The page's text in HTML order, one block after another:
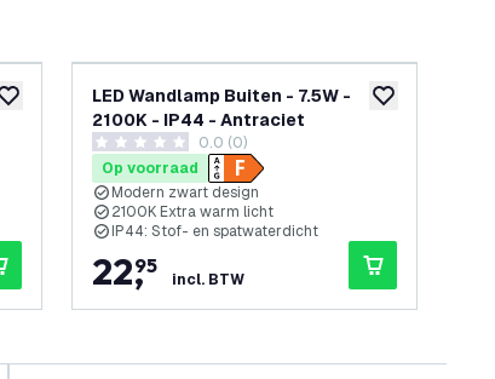
toevoegen aan verlanglijst toevoegen
LED Wandlamp Buiten - 7.5W -
2100K - IP44 - Antraciet
0 score sterren0.0 (0)
Op voorraad
Modern zwart design
2100K Extra warm licht
IP44: Stof- en spatwaterdicht
22,
95
incl. BTW